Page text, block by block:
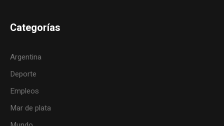
Categorías
Argentina
Deporte
Empleos
Mar de plata